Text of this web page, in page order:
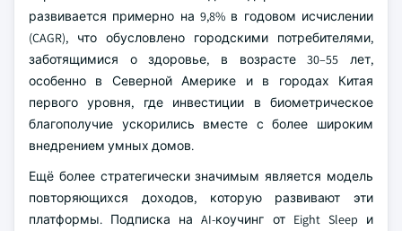
развивается примерно на 9,8% в годовом исчислении
(CAGR), что обусловлено городскими потребителями,
заботящимися о здоровье, в возрасте 30–55 лет,
особенно в Северной Америке и в городах Китая
первого уровня, где инвестиции в биометрическое
благополучие ускорились вместе с более широким
внедрением умных домов.
Ещё более стратегически значимым является модель
повторяющихся доходов, которую развивают эти
платформы. Подписка на AI-коучинг от Eight Sleep и